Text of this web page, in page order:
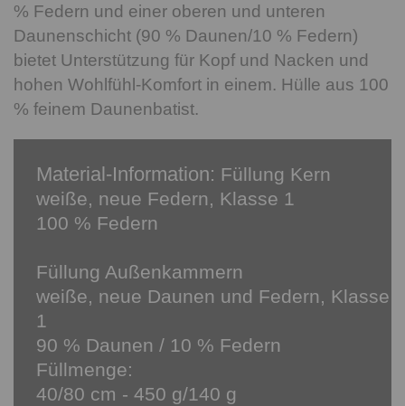
% Federn und einer oberen und unteren
Daunenschicht (90 % Daunen/10 % Federn)
bietet Unterstützung für Kopf und Nacken und
hohen Wohlfühl-Komfort in einem. Hülle aus 100
% feinem Daunenbatist.
Material-Information: Füllung Kern
weiße, neue Federn, Klasse 1
100 % Federn
Füllung Außenkammern
weiße, neue Daunen und Federn, Klasse
1
90 % Daunen / 10 % Federn
Füllmenge:
40/80 cm - 450 g/140 g